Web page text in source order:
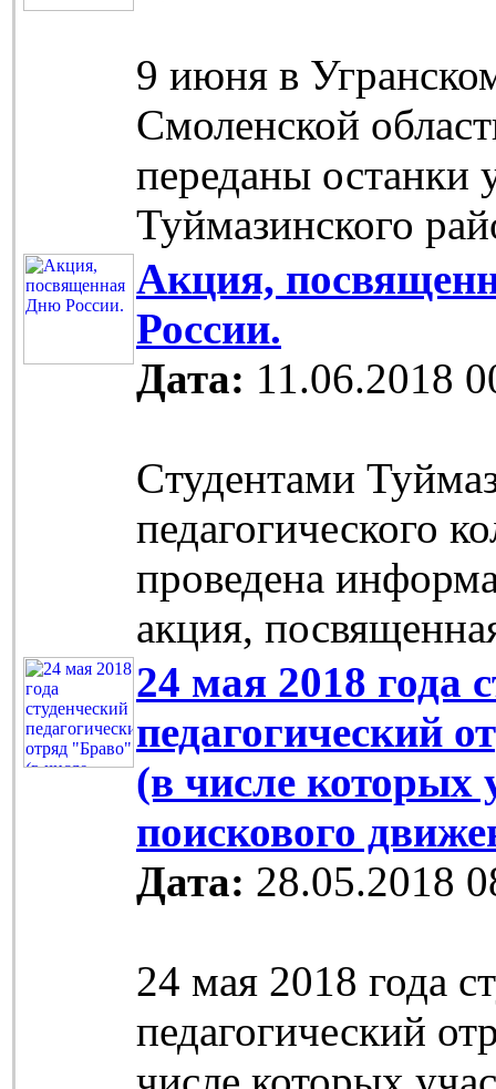
9 июня в
Смоленской
переданы останки
Туймазинского
Акция,
России.
Дата: 11.06.2018
Cтудентами
педагогического
проведена
акция,
24 мая 2018 года
педагогический
(в числе которых
поискового
Дата: 28.05.2018
24 мая 2018 года
педагогический